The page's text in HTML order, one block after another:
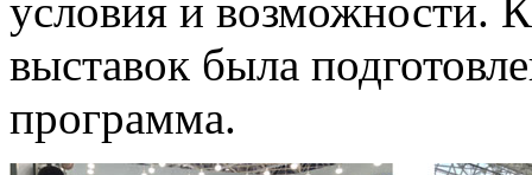
условия и возможности.
выставок была
программа.